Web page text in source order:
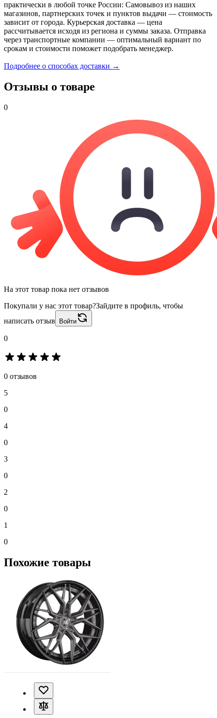
практически в любой точке России: Самовывоз из наших
магазинов, партнерских точек и пунктов выдачи — стоимость
зависит от города. Курьерская доставка — цена
рассчитывается исходя из региона и суммы заказа. Отправка
через транспортные компании — оптимальный вариант по
срокам и стоимости поможет подобрать менеджер.
Подробнее о способах доставки →
Отзывы о товаре
0
На этот товар пока нет отзывов
Покупали у нас этот товар?Зайдите в профиль, чтобы
написать отзыв
Войти
0
0 отзывов
5
0
4
0
3
0
2
0
1
0
Похожие товары